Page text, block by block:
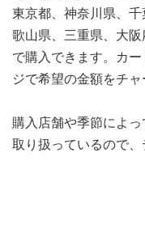
東京都、神奈川県、
歌山県、三重県、大
で購入できます。カ
ジで希望の金額をチャ
購入店舗や季節によ
取り扱っているので、